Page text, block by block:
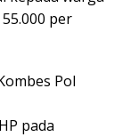
per
Pol
pada